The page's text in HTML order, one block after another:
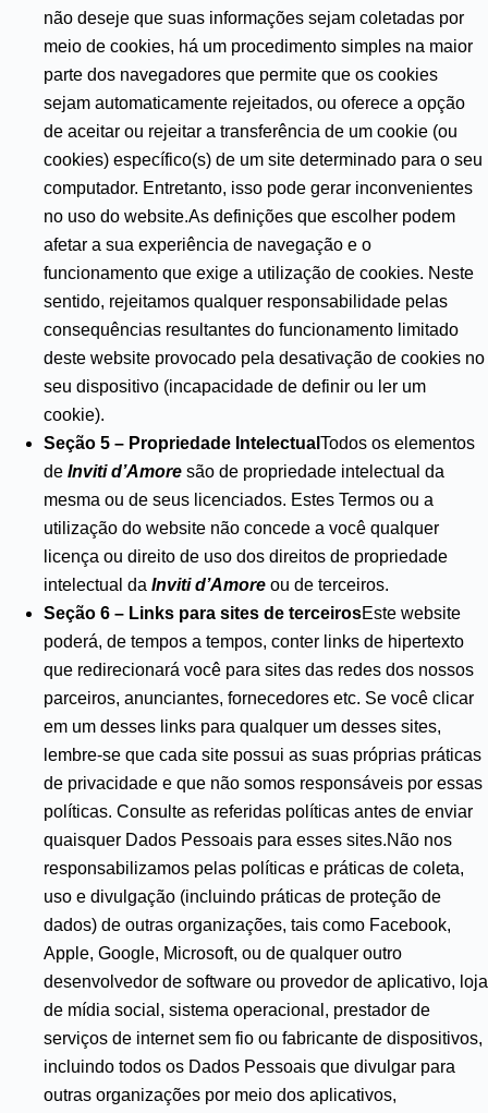
não deseje que suas informações sejam coletadas por
meio de cookies, há um procedimento simples na maior
parte dos navegadores que permite que os cookies
sejam automaticamente rejeitados, ou oferece a opção
de aceitar ou rejeitar a transferência de um cookie (ou
cookies) específico(s) de um site determinado para o seu
computador. Entretanto, isso pode gerar inconvenientes
no uso do website.As definições que escolher podem
afetar a sua experiência de navegação e o
funcionamento que exige a utilização de cookies. Neste
sentido, rejeitamos qualquer responsabilidade pelas
consequências resultantes do funcionamento limitado
deste website provocado pela desativação de cookies no
seu dispositivo (incapacidade de definir ou ler um
cookie).
Seção 5 – Propriedade Intelectual Todos os elementos
de Inviti d’Amore são de propriedade intelectual da
mesma ou de seus licenciados. Estes Termos ou a
utilização do website não concede a você qualquer
licença ou direito de uso dos direitos de propriedade
intelectual da Inviti d’Amore ou de terceiros.
Seção 6 – Links para sites de terceirosEste website
poderá, de tempos a tempos, conter links de hipertexto
que redirecionará você para sites das redes dos nossos
parceiros, anunciantes, fornecedores etc. Se você clicar
em um desses links para qualquer um desses sites,
lembre-se que cada site possui as suas próprias práticas
de privacidade e que não somos responsáveis por essas
políticas. Consulte as referidas políticas antes de enviar
quaisquer Dados Pessoais para esses sites.Não nos
responsabilizamos pelas políticas e práticas de coleta,
uso e divulgação (incluindo práticas de proteção de
dados) de outras organizações, tais como Facebook,
Apple, Google, Microsoft, ou de qualquer outro
desenvolvedor de software ou provedor de aplicativo, loja
de mídia social, sistema operacional, prestador de
serviços de internet sem fio ou fabricante de dispositivos,
incluindo todos os Dados Pessoais que divulgar para
outras organizações por meio dos aplicativos,